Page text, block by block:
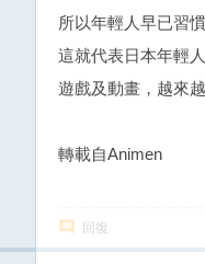
所以年輕人早已習
這就代表日本年輕
遊戲及動畫，越來
轉載自Animen
回復